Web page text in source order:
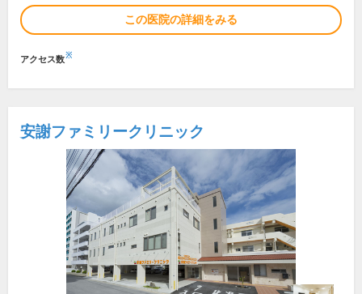
この医院の詳細をみる
アクセス数※
安謝ファミリークリニック